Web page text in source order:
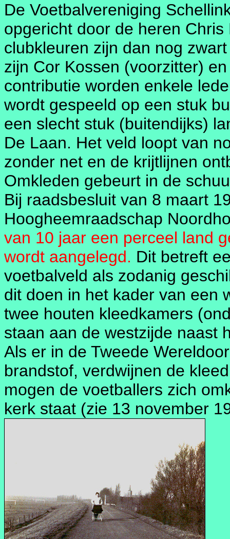
De Voetbalvereniging
opgericht door de heren
clubkleuren zijn dan nog
zijn Cor Kossen (voorzitter)
contributie worden enkele
wordt gespeeld op een stuk
een slecht stuk (buitendijks)
De Laan. Het veld loopt van
zonder net en de krijtlijnen
Omkleden gebeurt in de
Bij raadsbesluit van 8 maart
Hoogheemraadschap
van 10 jaar een perceel land
wordt aangelegd. Dit betreft
voetbalveld als zodanig
dit doen in het kader van een
twee houten kleedkamers
staan aan de westzijde naast
Als er in de Tweede
brandstof, verdwijnen de
mogen de voetballers zich
kerk staat (zie 13 november